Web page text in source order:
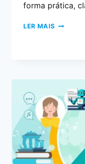
forma prática,
LER MAIS